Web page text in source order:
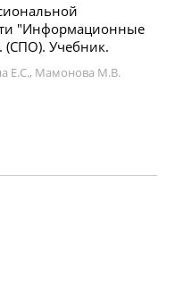
"Информационные
(СПО). Учебник.
Е.С., Мамонова М.В.